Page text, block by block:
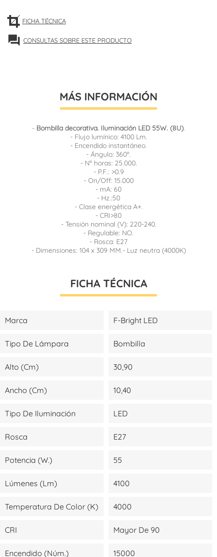
FICHA TÉCNICA
forum CONSULTAS SOBRE ESTE PRODUCTO
MÁS INFORMACIÓN
- Bombilla decorativa. Iluminación LED 55W. (8U).
- Flujo lumínico: 4100 Lm.
- Encendido instantáneo.
- Ángulo: 360º.
- Nº horas: 25.000.
- P.F.: >0.9
- On/Off: 15.000
- mA: 60
- Hz.:50
- Clase energética A+.
- CRI>80
- Tensión nominal (V): 220-240.
- Regulable: NO.
- Rosca: E27
- Dimensiones: 104 x 309 MM.- Luz neutra (4000K)
FICHA TÉCNICA
Marca F-Bright LED
Tipo De Lámpara Bombilla
Alto (cm) 30,90
Ancho (cm) 10,40
Tipo De Iluminación LED
Rosca E27
Potencia (W.) 55
Lúmenes (lm) 4100
Temperatura De Color (K) 4000
CRI Mayor De 90
Encendido (Núm.) 15000